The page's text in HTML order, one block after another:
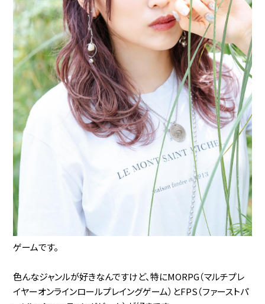
ゲームです。
色んなジャンルが好きなんですけど、特にMORPG（マルチプレ
イヤーオンラインロールプレイングゲーム）とFPS（ファーストパ